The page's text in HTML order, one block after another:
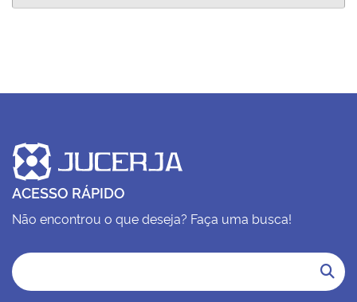
Auxiliares de Comércio
ACESSO RÁPIDO
Não encontrou o que deseja? Faça uma busca!